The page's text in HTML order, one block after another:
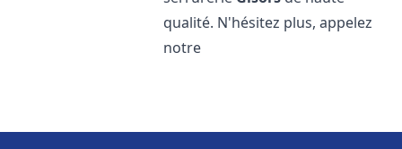
qualité. N'hésitez plus, appelez
notre